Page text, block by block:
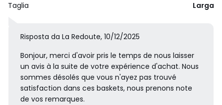
Taglia Larga
Risposta da La Redoute, 10/12/2025
Bonjour, merci d'avoir pris le temps de nous laisser
un avis à la suite de votre expérience d'achat. Nous
sommes désolés que vous n'ayez pas trouvé
satisfaction dans ces baskets, nous prenons note
de vos remarques.